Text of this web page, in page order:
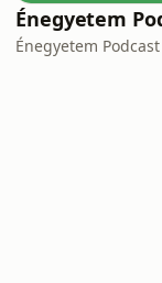
Énegyetem
Énegyetem Podcast